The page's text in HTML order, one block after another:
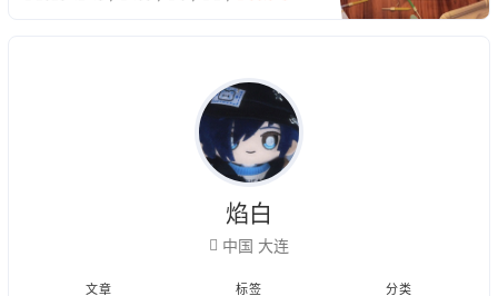
焰白
中国 大连
文章 标签 分类